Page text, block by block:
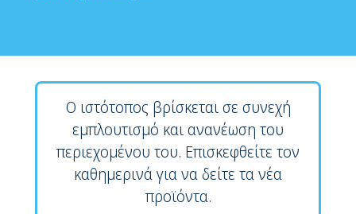
Ο ιστότοπος βρίσκεται σε συνεχή
εμπλουτισμό και ανανέωση του
περιεχομένου του. Επισκεφθείτε τον
καθημερινά για να δείτε τα νέα
προϊόντα.